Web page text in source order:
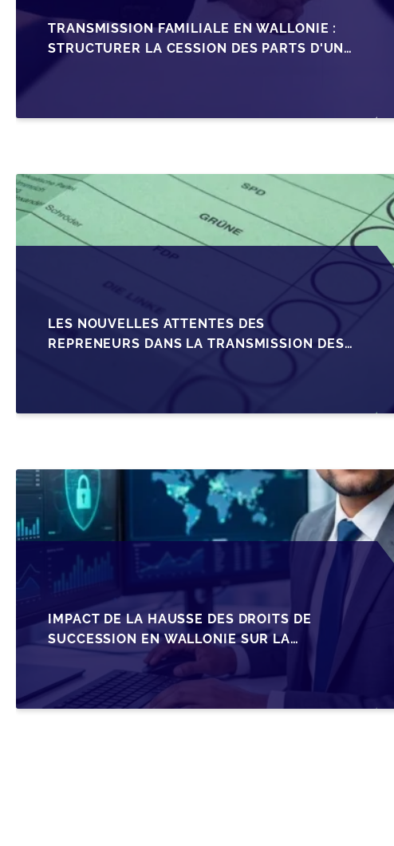
TRANSMISSION FAMILIALE EN WALLONIE :
STRUCTURER LA CESSION DES PARTS D'UNE
SRL
LES NOUVELLES ATTENTES DES
REPRENEURS DANS LA TRANSMISSION DES
IMPACT DE LA HAUSSE DES DROITS DE
SUCCESSION EN WALLONIE SUR LA
TRANSMISSION FAMILIALE DES PME